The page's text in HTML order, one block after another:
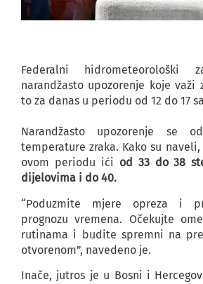
Federalni hidrometeorološki
narandžasto upozorenje koje
to za danas u periodu od 12 do 17
Narandžasto upozorenje se
temperature zraka. Kako su
ovom periodu ići od 33 do 38
dijelovima i do 40.
“Poduzmite mjere opreza i
prognozu vremena. Očekujte
rutinama i budite spremni na
otvorenom”, navedeno je.
Inače, jutros je u Bosni i